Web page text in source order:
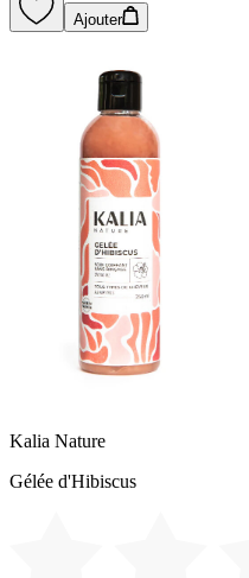
Ajouter
Kalia Nature
Gélée d'Hibiscus